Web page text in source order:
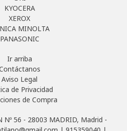
KYOCERA
XEROX
MINOLTA
PANASONIC
Ir arriba
Aviso Legal
de Privacidad
de Compra
Nº 56 - 28003 MADRID, Madrid -